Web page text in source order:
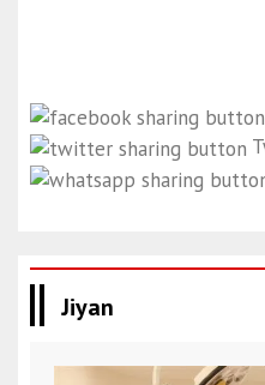
Jiyan